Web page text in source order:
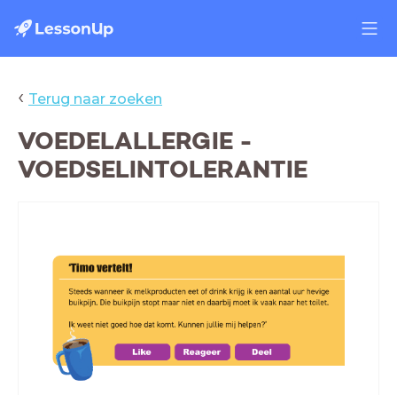
‹ Terug naar zoeken
VOEDELALLERGIE -
VOEDSELINTOLERANTIE